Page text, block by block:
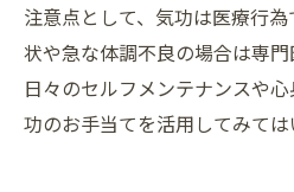
注意点として、気功は医療行
状や急な体調不良の場合は専門
日々のセルフメンテナンスや
功のお手当てを活用してみては